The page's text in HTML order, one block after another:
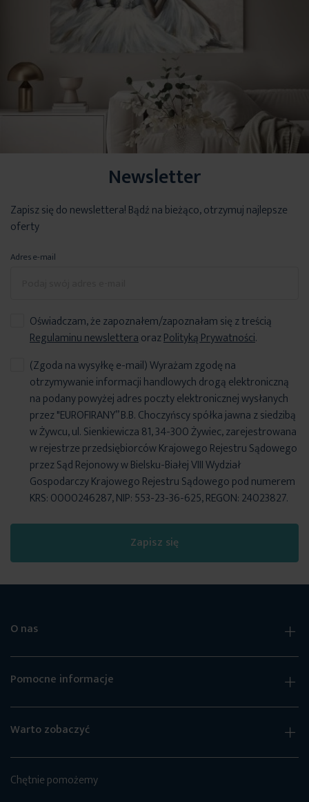
Newsletter
Zapisz się do newslettera! Bądź na bieżąco, otrzymuj najlepsze
oferty
Adres e-mail
Oświadczam, że zapoznałem/zapoznałam się z treścią
Regulaminu newsletteraorazPolityką Prywatności.
Zapisz się
(Zgoda na wysyłkę e-mail) Wyrażam zgodę na
otrzymywanie informacji handlowych drogą elektroniczną
na podany powyżej adres poczty elektronicznej wysłanych
przez "EUROFIRANY” B.B. Choczyńscy spółka jawna z siedzibą
w Żywcu, ul. Sienkiewicza 81, 34-300 Żywiec, zarejestrowana
w rejestrze przedsiębiorców Krajowego Rejestru Sądowego
przez Sąd Rejonowy w Bielsku-Białej VIII Wydział
Gospodarczy Krajowego Rejestru Sądowego pod numerem
KRS: 0000246287, NIP: 553-23-36-625, REGON: 24023827.
O nas
Pomocne informacje
Warto zobaczyć
Chętnie pomożemy